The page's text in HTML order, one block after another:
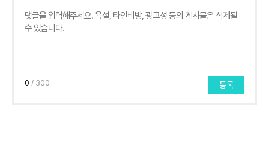
0 / 300 등록